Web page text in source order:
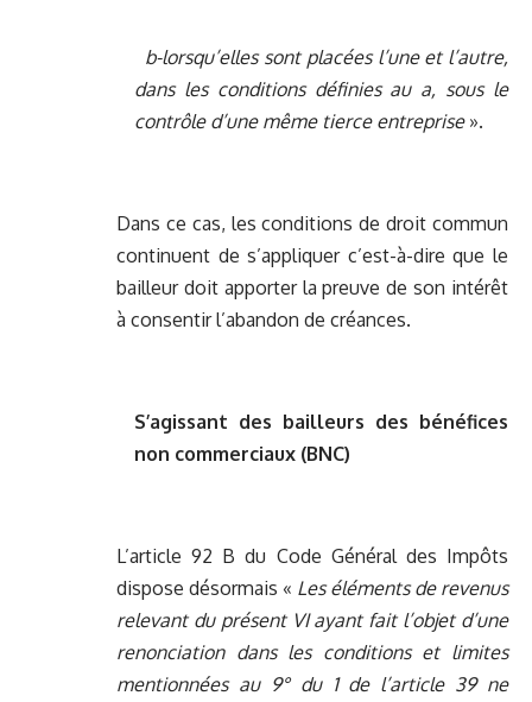
b-lorsqu’elles sont placées l’une et l’autre,
dans les conditions définies au a, sous le
contrôle d’une même tierce entreprise».
Dans ce cas, les conditions de droit commun
continuent de s’appliquer c’est-à-dire que le
bailleur doit apporter la preuve de son intérêt
à consentir l’abandon de créances.
S’agissant des bailleurs des bénéfices
non commerciaux (BNC)
L’article 92 B du Code Général des Impôts
dispose désormais « Les éléments de revenus
relevant du présent VI ayant fait l’objet d’une
renonciation dans les conditions et limites
mentionnées au 9° du 1 de l’article 39 ne